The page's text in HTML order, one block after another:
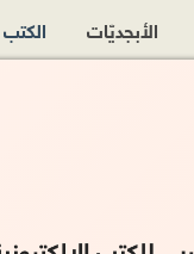
الأبجديّات الكتب